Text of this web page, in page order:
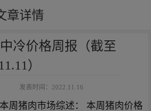
章详情
中冷价格周报（截至
11.11）
发表时间： 2022.11.16
周猪肉市场综述： 本周猪肉价格